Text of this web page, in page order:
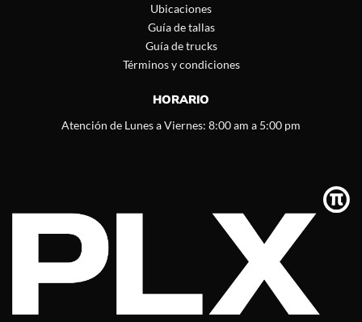
Ubicaciones
Guía de tallas
Guía de trucks
Términos y condiciones
HORARIO
Atención de Lunes a Viernes: 8:00 am a 5:00 pm